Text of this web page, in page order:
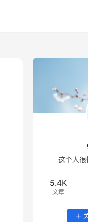
这个人很
5.4K
文章